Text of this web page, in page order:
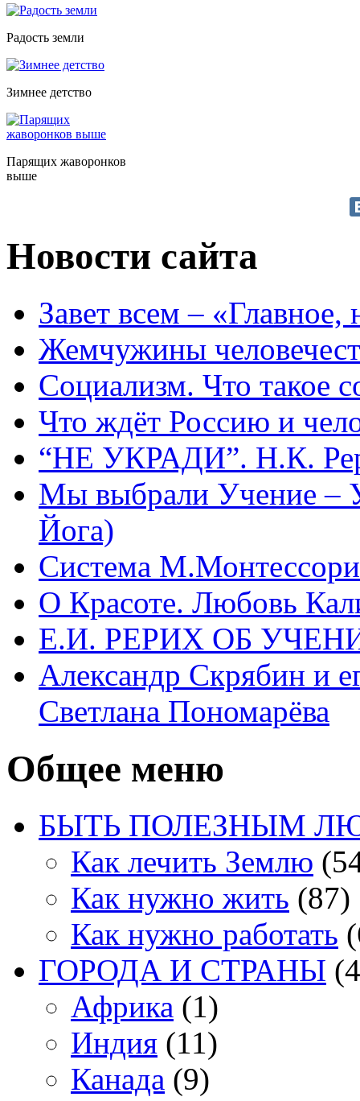
Радость земли
Зимнее детство
Парящих жаворонков
выше
Новости сайта
Завет всем –
Жемчужины
Социализм. Что такое
Что ждёт Россию и
“НЕ УКРАДИ”. Н.К.
Мы выбрали Учение –
Йога)
Система М.Монтессори
О Красоте. Любовь
Е.И. РЕРИХ ОБ
Александр Скрябин и
Светлана Пономарёва
Общее меню
БЫТЬ ПОЛЕЗНЫМ
Как лечить Землю
Как нужно жить (87)
Как нужно работать
ГОРОДА И СТРАНЫ
Африка (1)
Индия (11)
Канада (9)